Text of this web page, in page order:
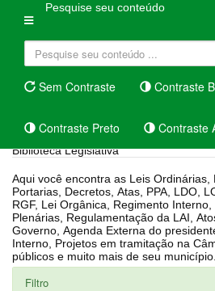
Pesquise seu conteúdo
Sem Contraste Contraste
Contraste Preto Contraste
Biblioteca Legislativa
Aqui você encontra as Leis Ordinárias, Leis
Portarias, Decretos, Atas, PPA, LDO, LOA,
RGF, Lei Orgânica, Regimento
Plenárias, Regulamentação da LAI,
Governo, Agenda Externa do presidente, Relatório do Controle
Interno, Projetos em tramitação na Câmara, Controle dos bens
públicos e muito mais de seu município.
Filtro